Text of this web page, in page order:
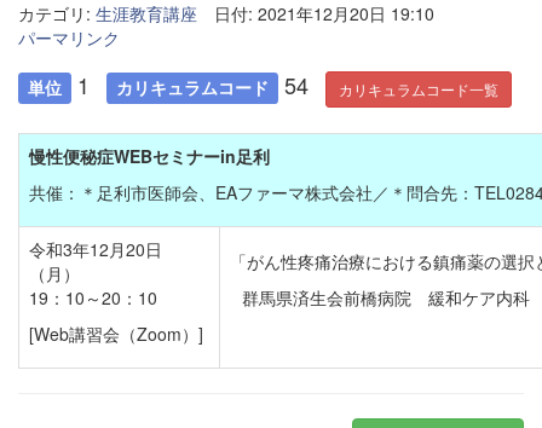
カテゴリ: 生涯教育講座
日付: 2021年12月20日 19:10
パーマリンク
単位 1 カリキュラムコード 54 カリキュラムコード一覧
慢性便秘症WEBセミナーin足利
共催：＊足利市医師会、EAファーマ株式会社／＊問合先：
令和3年12月20日
（月）
19：10～20：10
[Web講習会（Zoom）]
「がん性疼痛治療における鎮痛薬の選
群馬県済生会前橋病院 緩和ケア